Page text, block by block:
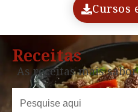
Cursos
Receitas
As receitas mais
Search
for: